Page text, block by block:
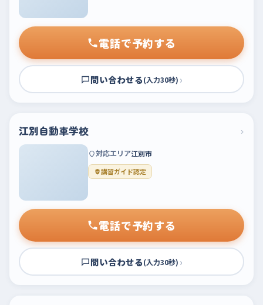
電話で予約する
問い合わせる(入力30秒) ›
江別自動車学校 ›
対応エリア江別市
講習ガイド認定
電話で予約する
問い合わせる(入力30秒) ›